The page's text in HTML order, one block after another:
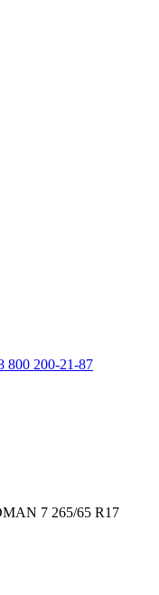
800 200-21-87
7 265/65 R17